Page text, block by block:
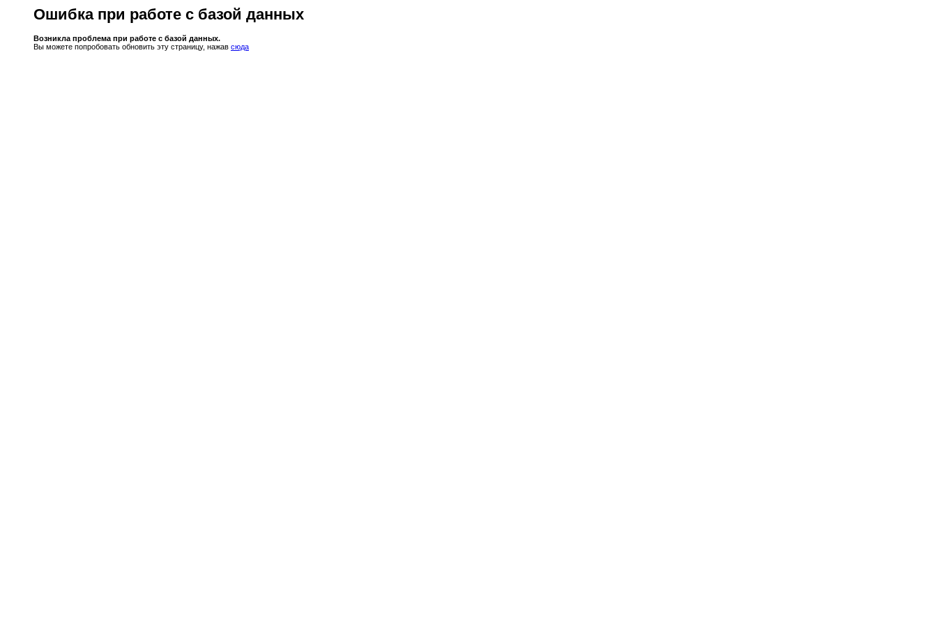
Ошибка при работе с базой данных
Возникла проблема при работе с базой данных.
Вы можете попробовать обновить эту страницу, нажав сюда